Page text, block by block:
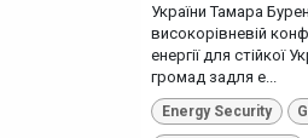
України Тамара
високорівневій
енергії для стійкої
громад задля е...
Energy Security